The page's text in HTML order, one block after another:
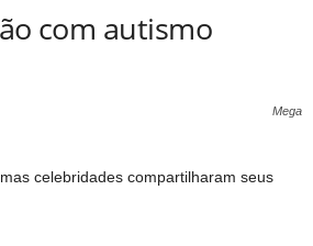
com autismo
Mega
celebridades compartilharam seus